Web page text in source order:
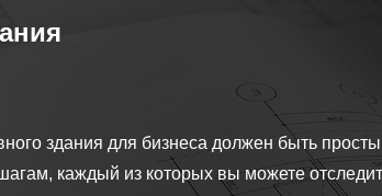
здания для бизнеса должен быть
каждый из которых вы можете